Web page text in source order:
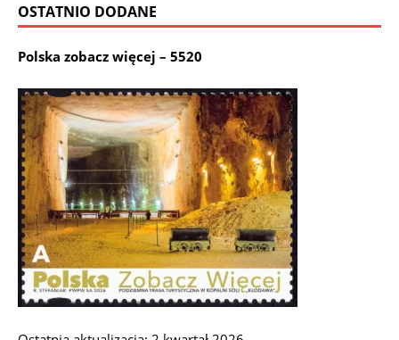
OSTATNIO DODANE
Polska zobacz więcej – 5520